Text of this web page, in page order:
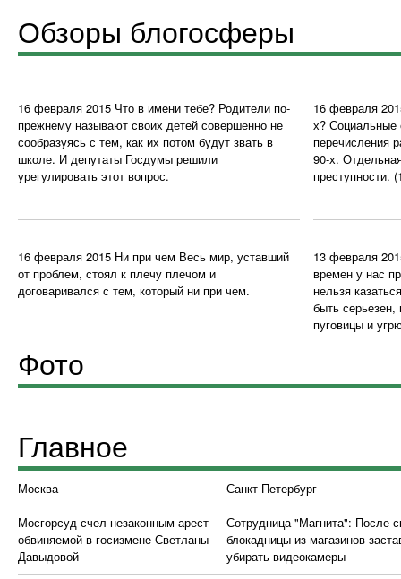
Обзоры блогосферы
16 февраля 2015 Что в имени тебе? Родители по-
прежнему называют своих детей совершенно не
сообразуясь с тем, как их потом будут звать в
школе. И депутаты Госдумы решили
урегулировать этот вопрос.
16 февраля
х? Социальные
перечисления
90-х.
преступности.
16 февраля 2015 Ни при чем Весь мир, уставший
от проблем, стоял к плечу плечом и
договаривался с тем, который ни при чем.
13 февраля
времен у нас
нельзя
быть серьезен,
пуговицы и
Фото
Главное
Москва
Мосгорсуд счел незаконным арест
обвиняемой в госизмене Светланы
Давыдовой
Санкт-Петербург
Сотрудница "Магнита": После
блокадницы из магазинов
убирать видеокамеры